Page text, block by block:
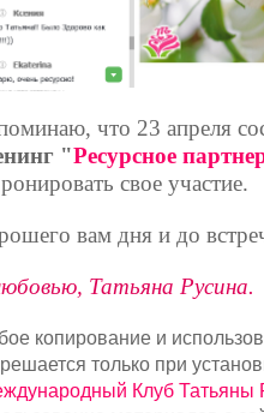
что 23 апреля
"Ресурсное
свое участие.
вам дня и до
Татьяна Русина.
копирование и
только при
Клуб Татьяны